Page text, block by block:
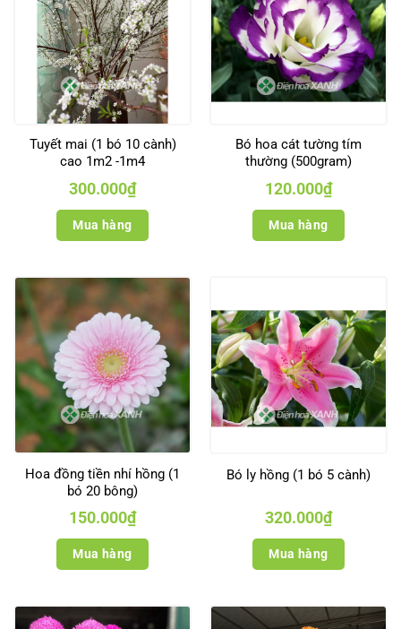
Tuyết mai (1 bó 10 cành)
cao 1m2 -1m4
300.000₫
Mua hàng
Bó hoa cát tường tím
thường (500gram)
120.000₫
Mua hàng
Hoa đồng tiền nhí hồng (1
bó 20 bông)
150.000₫
Mua hàng
Bó ly hồng (1 bó 5 cành)
320.000₫
Mua hàng